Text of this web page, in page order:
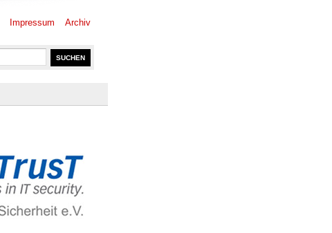
Impressum Archiv